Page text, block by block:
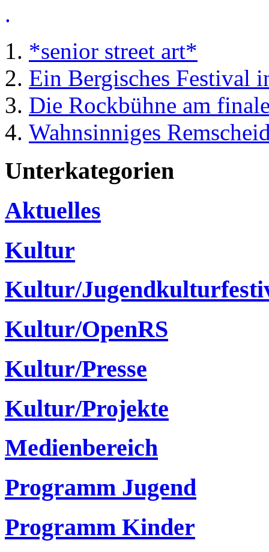
.
*senior street art*
Ein Bergisches Festival
Die Rockbühne am
Wahnsinniges
Unterkategorien
Aktuelles
Kultur
Kultur/
Kultur/OpenRS
Kultur/Presse
Kultur/Projekte
Medienbereich
Programm Jugend
Programm Kinder